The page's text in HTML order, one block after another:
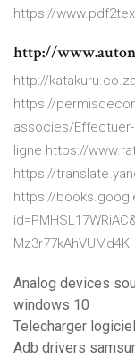
https://
http://
http://
https://
associes/
ligne https://
https://
https://
Analog devices
windows 10
Telecharger
Adb drivers